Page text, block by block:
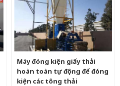
xác * Flip flop để giảm sức
người cho việc xếp chồng *
Máy ép lớp nội tuyến với
đường gấp nếp cho tùy chọn
Máy đóng kiện giấy thải
hoàn toàn tự động để đóng
kiện các tông thải